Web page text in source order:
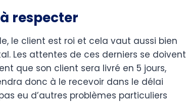
respecter
le client est roi et cela vaut aussi bien
Les attentes de ces derniers se doivent
que son client sera livré en 5 jours,
donc à le recevoir dans le délai
eu d’autres problèmes particuliers